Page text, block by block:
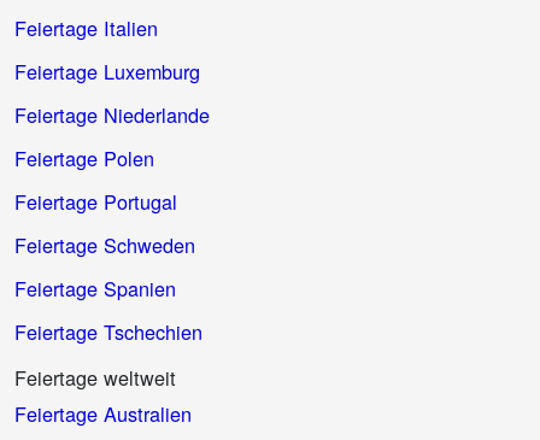
Feiertage Italien
Feiertage Luxemburg
Feiertage Niederlande
Feiertage Polen
Feiertage Portugal
Feiertage Schweden
Feiertage Spanien
Feiertage Tschechien
Feiertage weltweit
Feiertage Australien